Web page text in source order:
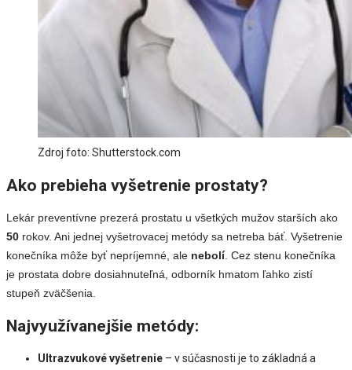
Zdroj foto: Shutterstock.com
Ako prebieha vyšetrenie prostaty?
Lekár preventívne prezerá prostatu u všetkých mužov starších ako
50 rokov. Ani jednej vyšetrovacej metódy sa netreba báť. Vyšetrenie
konečníka môže byť nepríjemné, ale nebolí. Cez stenu konečníka
je prostata dobre dosiahnuteľná, odborník hmatom ľahko zistí
stupeň zväčšenia.
Najvyužívanejšie metódy:
Ultrazvukové vyšetrenie – v súčasnosti je to základná a